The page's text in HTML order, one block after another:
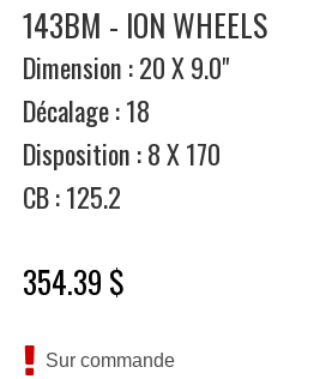
143BM - ION WHEELS
Dimension : 20 X 9.0"
Décalage : 18
Disposition : 8 X 170
CB : 125.2
354.39 $
Sur commande